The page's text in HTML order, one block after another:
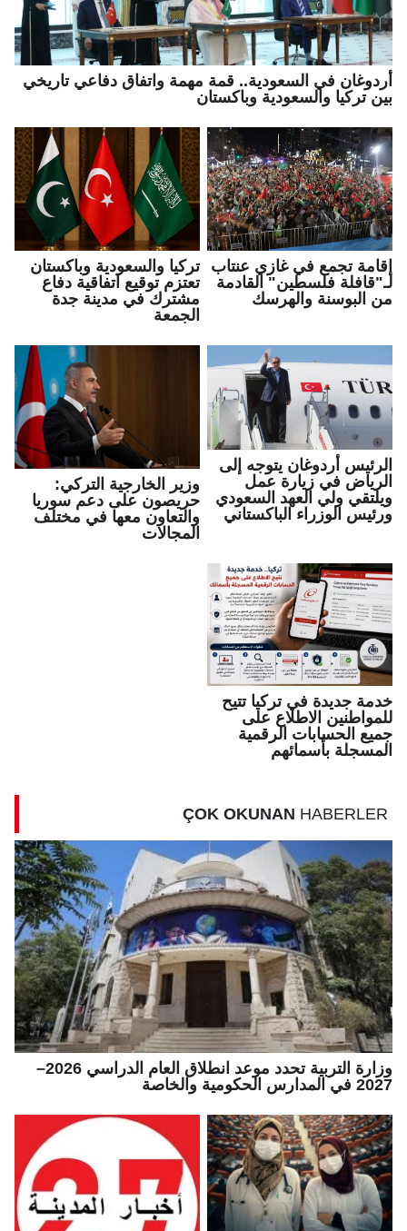
أردوغان في السعودية.. قمة مهمة واتفاق دفاعي تاريخي
بين تركيا والسعودية وباكستان
إقامة تجمع في غازي عنتاب
لـ"قافلة فلسطين" القادمة
من البوسنة والهرسك
تركيا والسعودية وباكستان
تعتزم توقيع اتفاقية دفاع
مشترك في مدينة جدة
الجمعة
الرئيس أردوغان يتوجه إلى
الرياض في زيارة عمل
ويلتقي ولي العهد السعودي
ورئيس الوزراء الباكستاني
وزير الخارجية التركي:
حريصون على دعم سوريا
والتعاون معها في مختلف
المجالات
خدمة جديدة في تركيا تتيح
للمواطنين الاطلاع على
جميع الحسابات الرقمية
المسجلة بأسمائهم
ÇOK OKUNAN HABERLER
وزارة التربية تحدد موعد انطلاق العام الدراسي 2026–
2027 في المدارس الحكومية والخاصة